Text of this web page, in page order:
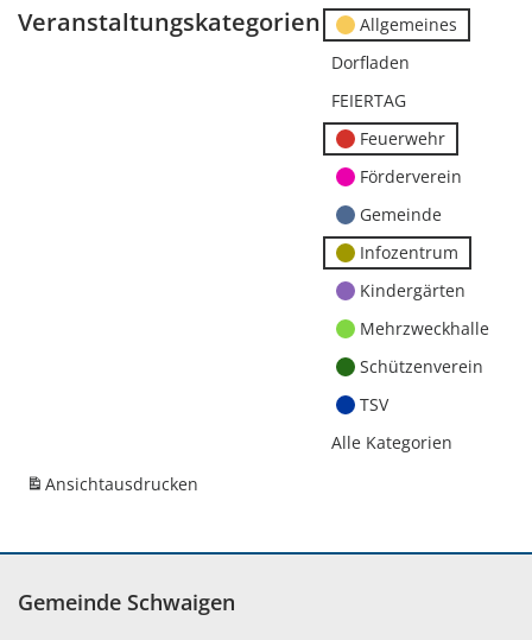
Veranstaltungskategorien
Allgemeines
Dorfladen
FEIERTAG
Feuerwehr
Förderverein
Gemeinde
Infozentrum
Kindergärten
Mehrzweckhalle
Schützenverein
TSV
Alle Kategorien
Ansichtausdrucken
Gemeinde Schwaigen